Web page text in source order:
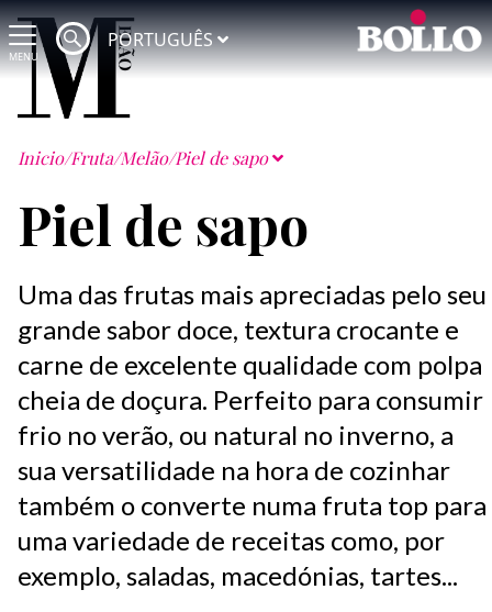
MENU
PORTUGUÊS
Inicio/Fruta/Melão/Piel de sapo
Piel de sapo
Uma das frutas mais apreciadas pelo seu
grande sabor doce, textura crocante e
carne de excelente qualidade com polpa
cheia de doçura. Perfeito para consumir
frio no verão, ou natural no inverno, a
sua versatilidade na hora de cozinhar
também o converte numa fruta top para
uma variedade de receitas como, por
exemplo, saladas, macedónias, tartes...